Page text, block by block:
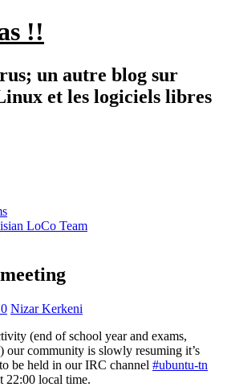
!!
un autre blog sur
et les logiciels libres
LoCo Team
Nizar Kerkeni
(end of school year and exams,
community is slowly resuming it’s
be held in our IRC channel #ubuntu-tn
22:00 local time.